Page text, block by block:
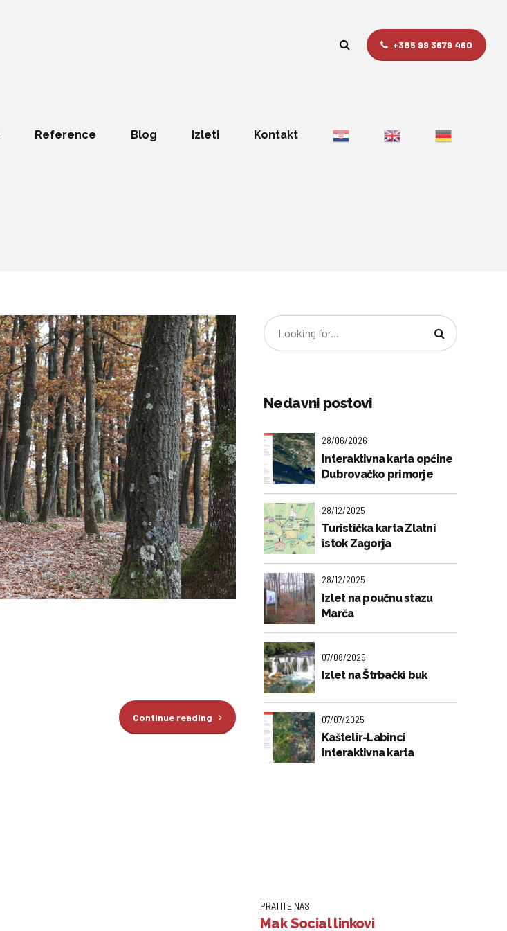
+385 99 3679 460
Reference Blog Izleti Kontakt
Continue reading
Nedavni postovi
28/06/2026
Interaktivna karta općine
Dubrovačko primorje
28/12/2025
Turistička karta Zlatni
istok Zagorja
28/12/2025
Izlet na poučnu stazu
Marča
07/08/2025
Izlet na Štrbački buk
07/07/2025
Kaštelir-Labinci
interaktivna karta
PRATITE NAS
Mak Social linkovi